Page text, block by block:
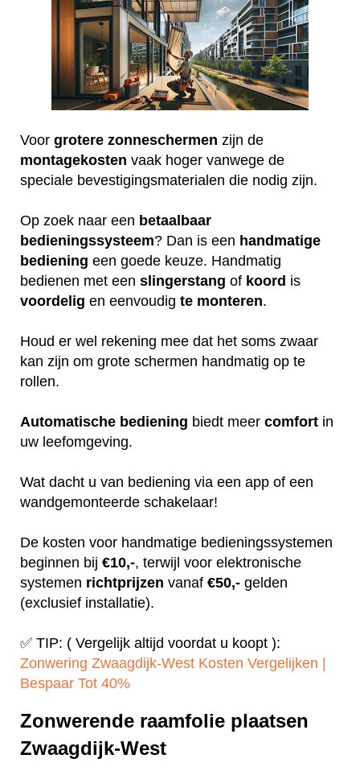
Voor grotere zonneschermen zijn de
montagekosten vaak hoger vanwege de
speciale bevestigingsmaterialen die nodig zijn.
Op zoek naar een betaalbaar
bedieningssysteem? Dan is een handmatige
bediening een goede keuze. Handmatig
bedienen met een slingerstang of koord is
voordelig en eenvoudig te monteren.
Houd er wel rekening mee dat het soms zwaar
kan zijn om grote schermen handmatig op te
rollen.
Automatische bediening biedt meer comfort in
uw leefomgeving.
Wat dacht u van bediening via een app of een
wandgemonteerde schakelaar!
De kosten voor handmatige bedieningssystemen
beginnen bij €10,-, terwijl voor elektronische
systemen richtprijzen vanaf €50,- gelden
(exclusief installatie).
✅ TIP: ( Vergelijk altijd voordat u koopt ):
Zonwering Zwaagdijk-West Kosten Vergelijken |
Bespaar Tot 40%‎
Zonwerende raamfolie plaatsen
Zwaagdijk-West